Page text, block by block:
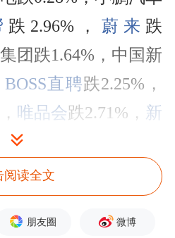
跌2.96%， 蔚来 跌
团跌1.64%，中国新
BOSS直聘跌2.25%，
唯品会跌2.71%， 新
跌2.53%，
跌1.54%。
不一。美联储维持利
阅读全文
朋友圈 微博